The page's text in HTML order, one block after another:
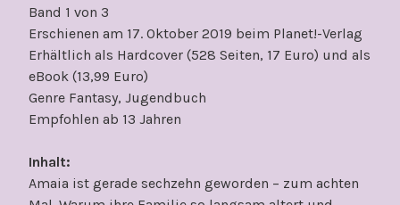
Band 1 von 3
Erschienen am 17. Oktober 2019 beim Planet!-Verlag
Erhältlich als Hardcover (528 Seiten, 17 Euro) und als
eBook (13,99 Euro)
Genre Fantasy, Jugendbuch
Empfohlen ab 13 Jahren
Inhalt:
Amaia ist gerade sechzehn geworden – zum achten